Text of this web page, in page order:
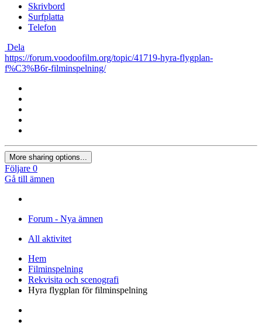
Skrivbord
Surfplatta
Telefon
Dela
https://forum.voodoofilm.org/topic/41719-hyra-flygplan-
f%C3%B6r-filminspelning/
More sharing options...
Följare 0
Gå till ämnen
Forum - Nya ämnen
All aktivitet
Hem
Filminspelning
Rekvisita och scenografi
Hyra flygplan för filminspelning